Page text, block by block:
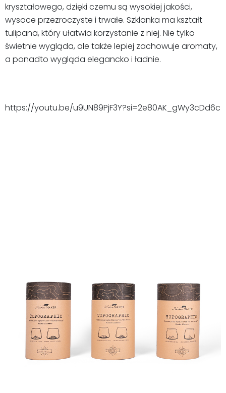
kryształowego, dzięki czemu są wysokiej jakości,
wysoce przezroczyste i trwałe. Szklanka ma kształt
tulipana, który ułatwia korzystanie z niej. Nie tylko
świetnie wygląda, ale także lepiej zachowuje aromaty,
a ponadto wygląda elegancko i ładnie.
https://youtu.be/u9UN89PjF3Y?si=2e80AK_gWy3cDd6c